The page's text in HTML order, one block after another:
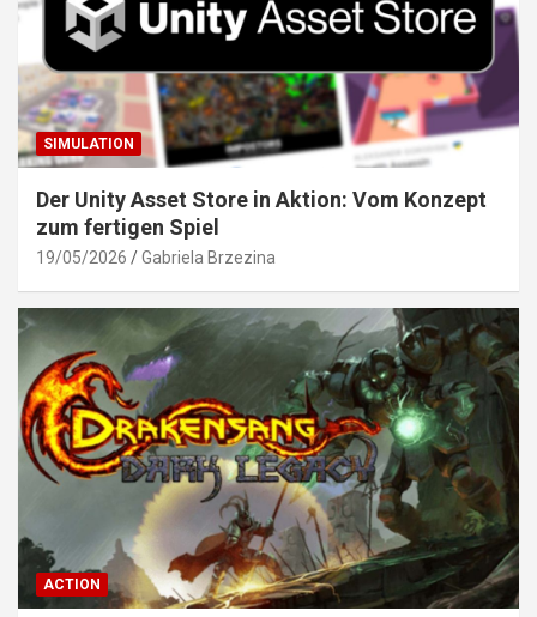
SIMULATION
Der Unity Asset Store in Aktion: Vom Konzept
zum fertigen Spiel
19/05/2026 Gabriela Brzezina
ACTION